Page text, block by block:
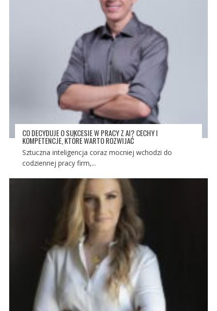
CO DECYDUJE O SUKCESIE W PRACY Z AI? CECHY I
KOMPETENCJE, KTÓRE WARTO ROZWIJAĆ
Sztuczna inteligencja coraz mocniej wchodzi do
codziennej pracy firm,...